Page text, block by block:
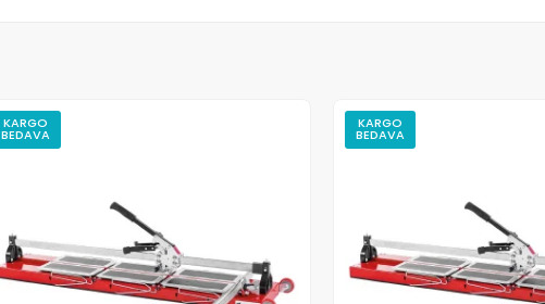
KARGO
BEDAVA
KARGO
BEDAVA